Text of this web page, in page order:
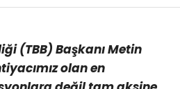
(TBB) Başkanı Metin
olan en